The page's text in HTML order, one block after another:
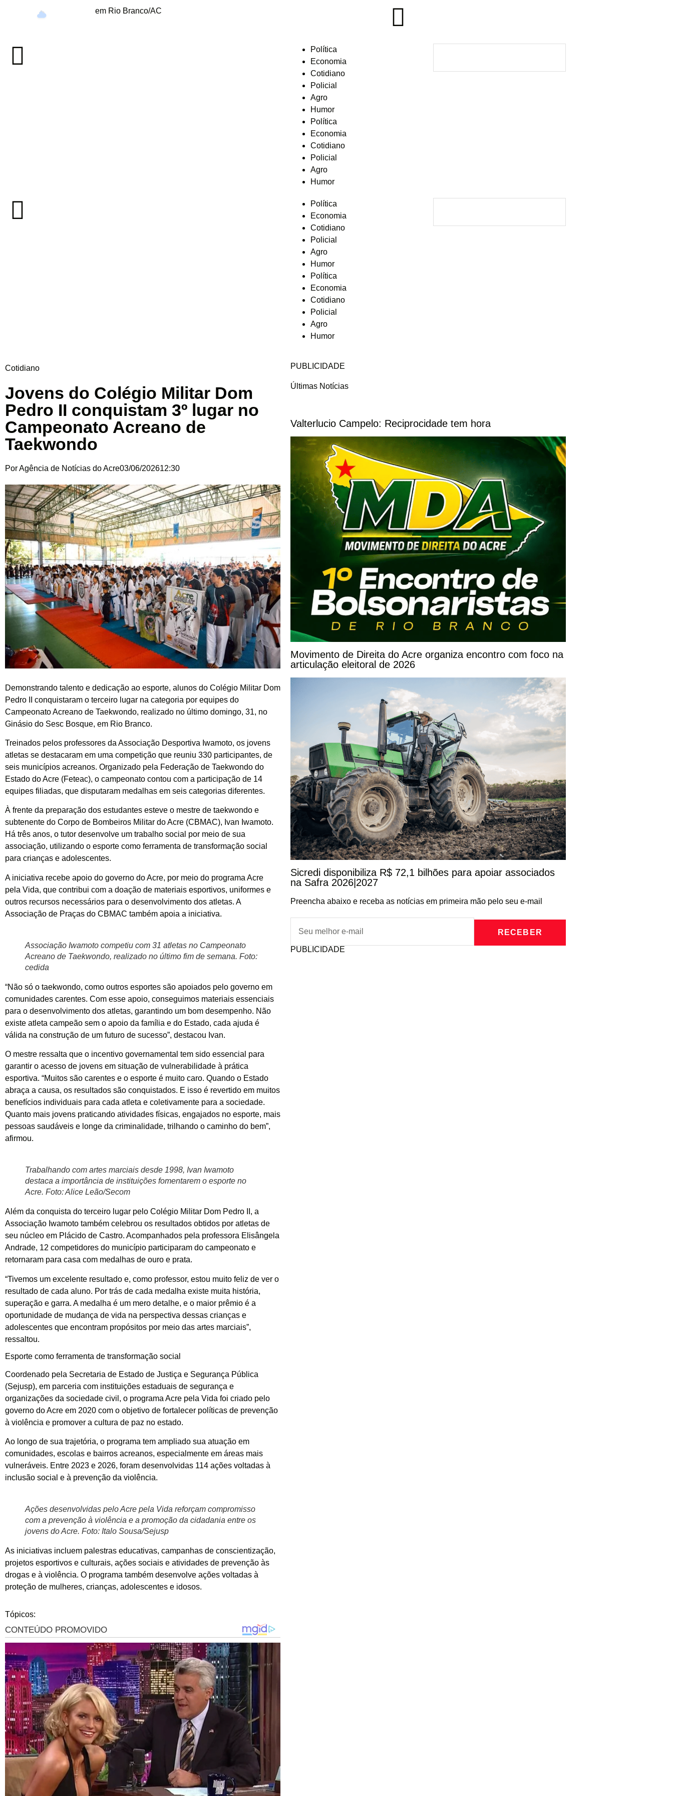
em Rio Branco/AC
Política
Economia
Cotidiano
Policial
Agro
Humor
Política
Economia
Cotidiano
Policial
Agro
Humor
Política
Economia
Cotidiano
Policial
Agro
Humor
Política
Economia
Cotidiano
Policial
Agro
Humor
Cotidiano
Jovens do Colégio Militar Dom
Pedro II conquistam 3º lugar no
Campeonato Acreano de
Taekwondo
PorAgência de Notícias do Acre03/06/202612:30
Demonstrando talento e dedicação ao esporte, alunos do Colégio Militar Dom
Pedro II conquistaram o terceiro lugar na categoria por equipes do
Campeonato Acreano de Taekwondo, realizado no último domingo, 31, no
Ginásio do Sesc Bosque, em Rio Branco.
Treinados pelos professores da Associação Desportiva Iwamoto, os jovens
atletas se destacaram em uma competição que reuniu 330 participantes, de
seis municípios acreanos. Organizado pela Federação de Taekwondo do
Estado do Acre (Feteac), o campeonato contou com a participação de 14
equipes filiadas, que disputaram medalhas em seis categorias diferentes.
À frente da preparação dos estudantes esteve o mestre de taekwondo e
subtenente do Corpo de Bombeiros Militar do Acre (CBMAC), Ivan Iwamoto.
Há três anos, o tutor desenvolve um trabalho social por meio de sua
associação, utilizando o esporte como ferramenta de transformação social
para crianças e adolescentes.
A iniciativa recebe apoio do governo do Acre, por meio do programa Acre
pela Vida, que contribui com a doação de materiais esportivos, uniformes e
outros recursos necessários para o desenvolvimento dos atletas. A
Associação de Praças do CBMAC também apoia a iniciativa.
Associação Iwamoto competiu com 31 atletas no Campeonato
Acreano de Taekwondo, realizado no último fim de semana. Foto:
cedida
“Não só o taekwondo, como outros esportes são apoiados pelo governo em
comunidades carentes. Com esse apoio, conseguimos materiais essenciais
para o desenvolvimento dos atletas, garantindo um bom desempenho. Não
existe atleta campeão sem o apoio da família e do Estado, cada ajuda é
válida na construção de um futuro de sucesso”, destacou Ivan.
O mestre ressalta que o incentivo governamental tem sido essencial para
garantir o acesso de jovens em situação de vulnerabilidade à prática
esportiva. “Muitos são carentes e o esporte é muito caro. Quando o Estado
abraça a causa, os resultados são conquistados. E isso é revertido em muitos
benefícios individuais para cada atleta e coletivamente para a sociedade.
Quanto mais jovens praticando atividades físicas, engajados no esporte, mais
pessoas saudáveis e longe da criminalidade, trilhando o caminho do bem”,
afirmou.
Trabalhando com artes marciais desde 1998, Ivan Iwamoto
destaca a importância de instituições fomentarem o esporte no
Acre. Foto: Alice Leão/Secom
Além da conquista do terceiro lugar pelo Colégio Militar Dom Pedro II, a
Associação Iwamoto também celebrou os resultados obtidos por atletas de
seu núcleo em Plácido de Castro. Acompanhados pela professora Elisângela
Andrade, 12 competidores do município participaram do campeonato e
retornaram para casa com medalhas de ouro e prata.
“Tivemos um excelente resultado e, como professor, estou muito feliz de ver o
resultado de cada aluno. Por trás de cada medalha existe muita história,
superação e garra. A medalha é um mero detalhe, e o maior prêmio é a
oportunidade de mudança de vida na perspectiva dessas crianças e
adolescentes que encontram propósitos por meio das artes marciais”,
ressaltou.
Esporte como ferramenta de transformação social
Coordenado pela Secretaria de Estado de Justiça e Segurança Pública
(Sejusp), em parceria com instituições estaduais de segurança e
organizações da sociedade civil, o programa Acre pela Vida foi criado pelo
governo do Acre em 2020 com o objetivo de fortalecer políticas de prevenção
à violência e promover a cultura de paz no estado.
Ao longo de sua trajetória, o programa tem ampliado sua atuação em
comunidades, escolas e bairros acreanos, especialmente em áreas mais
vulneráveis. Entre 2023 e 2026, foram desenvolvidas 114 ações voltadas à
inclusão social e à prevenção da violência.
Ações desenvolvidas pelo Acre pela Vida reforçam compromisso
com a prevenção à violência e a promoção da cidadania entre os
jovens do Acre. Foto: Italo Sousa/Sejusp
As iniciativas incluem palestras educativas, campanhas de conscientização,
projetos esportivos e culturais, ações sociais e atividades de prevenção às
drogas e à violência. O programa também desenvolve ações voltadas à
proteção de mulheres, crianças, adolescentes e idosos.
Tópicos:
PUBLICIDADE
Últimas Notícias
Valterlucio Campelo: Reciprocidade tem hora
Movimento de Direita do Acre organiza encontro com foco na
articulação eleitoral de 2026
Sicredi disponibiliza R$ 72,1 bilhões para apoiar associados
na Safra 2026|2027
Preencha abaixo e receba as notícias em primeira mão pelo seu e-mail
RECEBER
PUBLICIDADE